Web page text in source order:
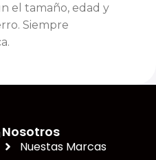
el tamaño, edad y
Siempre
Nosotros
Nuestas Marcas